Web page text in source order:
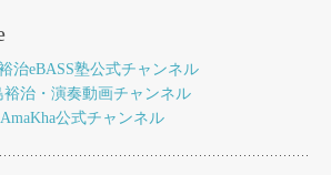
治eBASS塾公式チャンネル
裕治・演奏動画チャンネル
AmaKha公式チャンネル